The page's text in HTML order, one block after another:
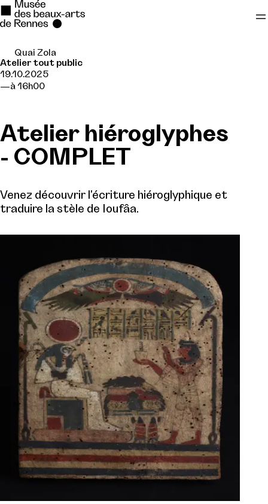
Se rendre au
Contenu principal
Quai Zola
Atelier tout public
19.10.2025
à 16h00
Atelier hiéroglyphes
- COMPLET
Venez découvrir l'écriture hiéroglyphique et
traduire la stèle de Ioufâa.